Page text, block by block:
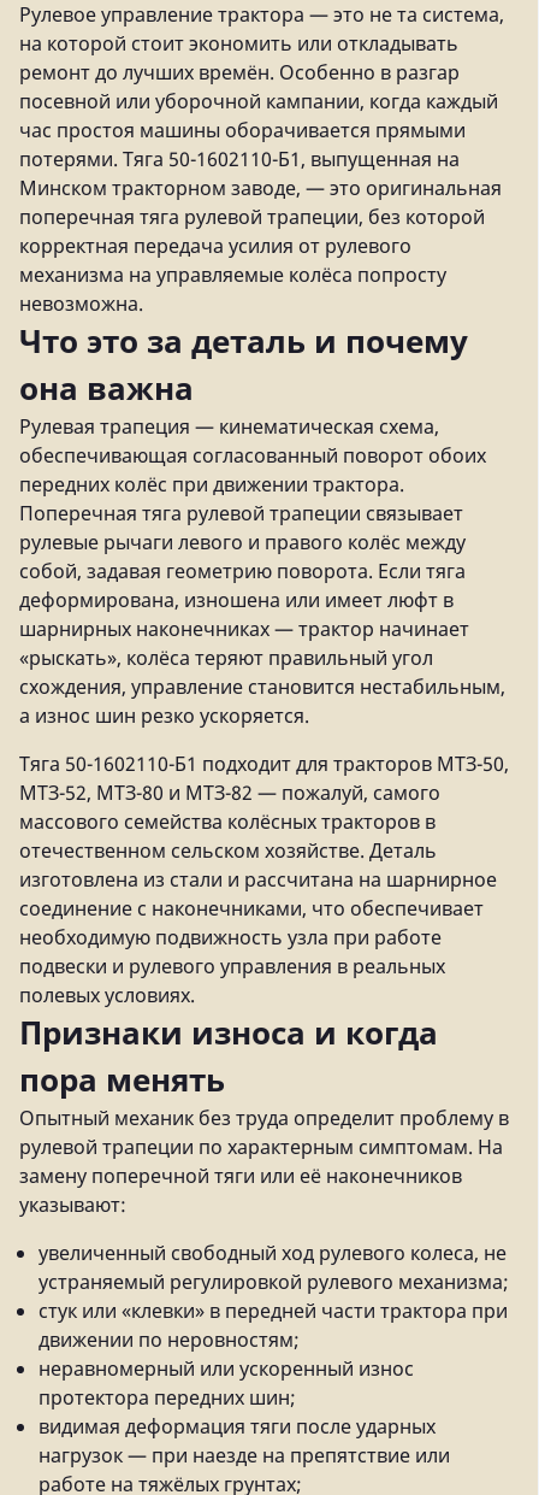
Рулевое управление трактора — это не та система,
на которой стоит экономить или откладывать
ремонт до лучших времён. Особенно в разгар
посевной или уборочной кампании, когда каждый
час простоя машины оборачивается прямыми
потерями. Тяга 50-1602110-Б1, выпущенная на
Минском тракторном заводе, — это оригинальная
поперечная тяга рулевой трапеции, без которой
корректная передача усилия от рулевого
механизма на управляемые колёса попросту
невозможна.
Что это за деталь и почему
она важна
Рулевая трапеция — кинематическая схема,
обеспечивающая согласованный поворот обоих
передних колёс при движении трактора.
Поперечная тяга рулевой трапеции связывает
рулевые рычаги левого и правого колёс между
собой, задавая геометрию поворота. Если тяга
деформирована, изношена или имеет люфт в
шарнирных наконечниках — трактор начинает
«рыскать», колёса теряют правильный угол
схождения, управление становится нестабильным,
а износ шин резко ускоряется.
Тяга 50-1602110-Б1 подходит для тракторов МТЗ-50,
МТЗ-52, МТЗ-80 и МТЗ-82 — пожалуй, самого
массового семейства колёсных тракторов в
отечественном сельском хозяйстве. Деталь
изготовлена из стали и рассчитана на шарнирное
соединение с наконечниками, что обеспечивает
необходимую подвижность узла при работе
подвески и рулевого управления в реальных
полевых условиях.
Признаки износа и когда
пора менять
Опытный механик без труда определит проблему в
рулевой трапеции по характерным симптомам. На
замену поперечной тяги или её наконечников
указывают:
увеличенный свободный ход рулевого колеса, не
устраняемый регулировкой рулевого механизма;
стук или «клевки» в передней части трактора при
движении по неровностям;
неравномерный или ускоренный износ
протектора передних шин;
видимая деформация тяги после ударных
нагрузок — при наезде на препятствие или
работе на тяжёлых грунтах;